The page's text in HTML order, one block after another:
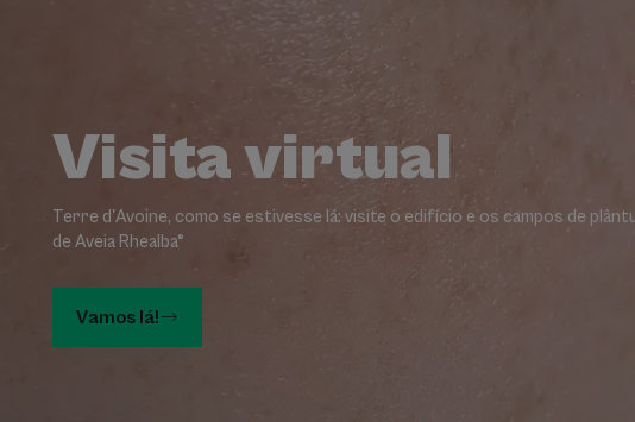
Visita virtual
Terre d'Avoine, como se estivesse lá: visite o edifício e os campos de
de Aveia Rhealba®
Vamos lá!